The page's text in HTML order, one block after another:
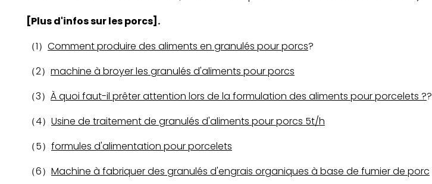
[Plus d'infos sur les porcs].
（1） Comment produire des aliments en granulés pour porcs?
（2） machine à broyer les granulés d'aliments pour porcs
（3） À quoi faut-il prêter attention lors de la formulation des aliments pour porcelets ??
（4） Usine de traitement de granulés d'aliments pour porcs 5t/h
（5） formules d'alimentation pour porcelets
（6） Machine à fabriquer des granulés d'engrais organiques à base de fumier de porc